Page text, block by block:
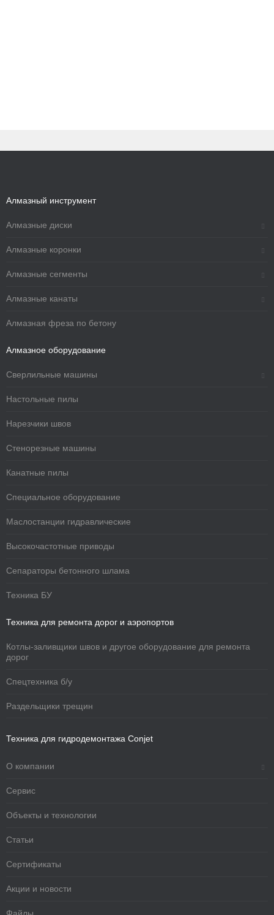
Алмазный инструмент
Алмазные диски
Алмазные коронки
Алмазные сегменты
Алмазные канаты
Алмазная фреза по бетону
Алмазное оборудование
Сверлильные машины
Настольные пилы
Нарезчики швов
Стенорезные машины
Канатные пилы
Специальное оборудование
Маслостанции гидравлические
Высокочастотные приводы
Сепараторы бетонного шлама
Техника БУ
Техника для ремонта дорог и аэропортов
Котлы-заливщики швов и другое оборудование для ремонта
дорог
Спецтехника б/у
Раздельщики трещин
Техника для гидродемонтажа Conjet
О компании
Сервис
Объекты и технологии
Статьи
Сертификаты
Акции и новости